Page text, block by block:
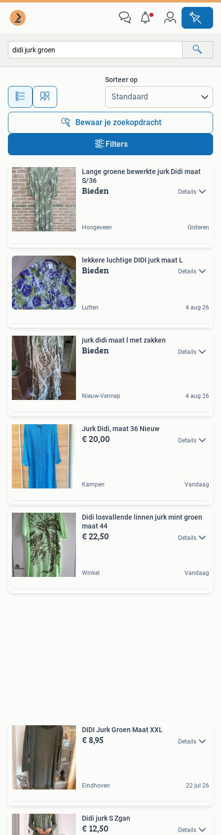
Alle afstanden…
Sorteer op
Bewaar je zoekopdracht
Filters
Lange groene bewerkte jurk Didi maat
S/36
Bieden Details
Hoogeveen Gisteren
lekkere luchtige DIDI jurk maat L
Bieden Details
Lutten 4 aug 26
jurk didi maat l met zakken
Bieden Details
Nieuw-Vennep 4 aug 26
Jurk Didi, maat 36 Nieuw
€ 20,00 Details
Kampen Vandaag
Didi losvallende linnen jurk mint groen
maat 44
€ 22,50 Details
Winkel Vandaag
DIDI Jurk Groen Maat XXL
€ 8,95 Details
Eindhoven 22 jul 26
Didi jurk S Zgan
€ 12,50 Details